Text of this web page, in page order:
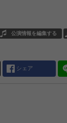
公演情報を編集する
シェア